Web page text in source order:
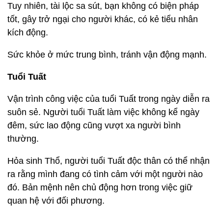
Tuy nhiên, tài lộc sa sút, bạn không có biện pháp
tốt, gây trở ngại cho người khác, có kẻ tiểu nhân
kích động.
Sức khỏe ở mức trung bình, tránh vận động mạnh.
Tuổi Tuất
Vận trình công việc của tuổi Tuất trong ngày diễn ra
suôn sẻ. Người tuổi Tuất làm việc không kể ngày
đêm, sức lao động cũng vượt xa người bình
thường.
Hỏa sinh Thổ, người tuổi Tuất độc thân có thể nhận
ra rằng mình đang có tình cảm với một người nào
đó. Bản mệnh nên chủ động hơn trong việc giữ
quan hệ với đối phương.